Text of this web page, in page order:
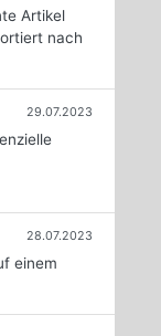
Artikel
nach
29.07.2023
28.07.2023
einem